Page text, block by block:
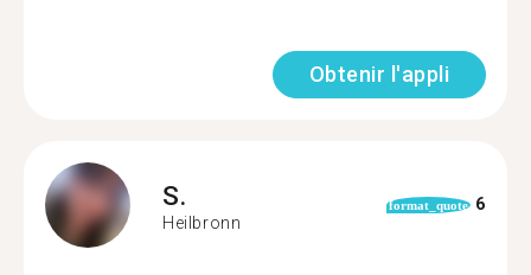
Obtenir l'appli
S.
Heilbronn
format_quote 6